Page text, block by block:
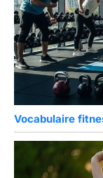
Vocabulaire